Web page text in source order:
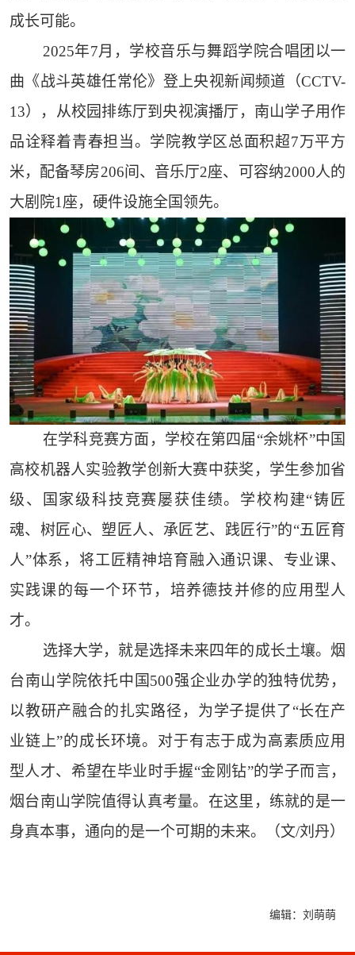
成长可能。
2025年7月，学校音乐与舞蹈学院合唱团以一
曲《战斗英雄任常伦》登上央视新闻频道（CCTV-
13），从校园排练厅到央视演播厅，南山学子用作
品诠释着青春担当。学院教学区总面积超7万平方
米，配备琴房206间、音乐厅2座、可容纳2000人的
大剧院1座，硬件设施全国领先。
在学科竞赛方面，学校在第四届“余姚杯”中国
高校机器人实验教学创新大赛中获奖，学生参加省
级、国家级科技竞赛屡获佳绩。学校构建“铸匠
魂、树匠心、塑匠人、承匠艺、践匠行”的“五匠育
人”体系，将工匠精神培育融入通识课、专业课、
实践课的每一个环节，培养德技并修的应用型人
才。
选择大学，就是选择未来四年的成长土壤。烟
台南山学院依托中国500强企业办学的独特优势，
以教研产融合的扎实路径，为学子提供了“长在产
业链上”的成长环境。对于有志于成为高素质应用
型人才、希望在毕业时手握“金刚钻”的学子而言，
烟台南山学院值得认真考量。在这里，练就的是一
身真本事，通向的是一个可期的未来。（文/刘丹）
编辑：刘萌萌